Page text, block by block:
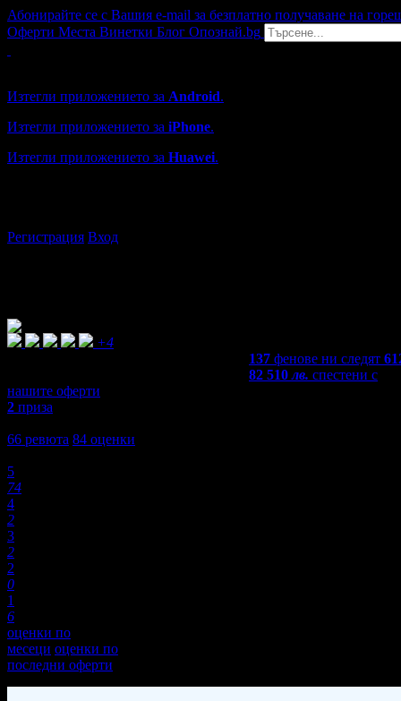
Абонирайте се с Вашия e-mail за безплатно получаване на
Оферти Места Винетки Блог Опознай.bg
Изтегли приложението за Android.
Изтегли приложението за iPhone.
Изтегли приложението за Huawei.
Регистрация Вход
+4
137 фенове ни следят
82 510лв. спестени с
нашите оферти
2 приза
66 ревюта 84 оценки
5
74
4
2
3
2
2
0
1
6
оценки по
месеци оценки по
последни оферти